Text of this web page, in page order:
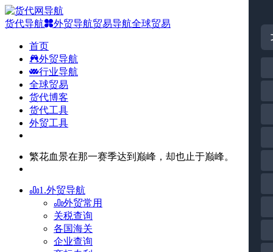
货代导航 外贸导航贸易导航全球贸易
首页
外贸导航
行业导航
全球贸易
货代博客
货代工具
外贸工具
繁花血景在那一赛季达到巅峰，却也止于巅峰。
1.外贸导航
外贸常用
关税查询
各国海关
企业查询